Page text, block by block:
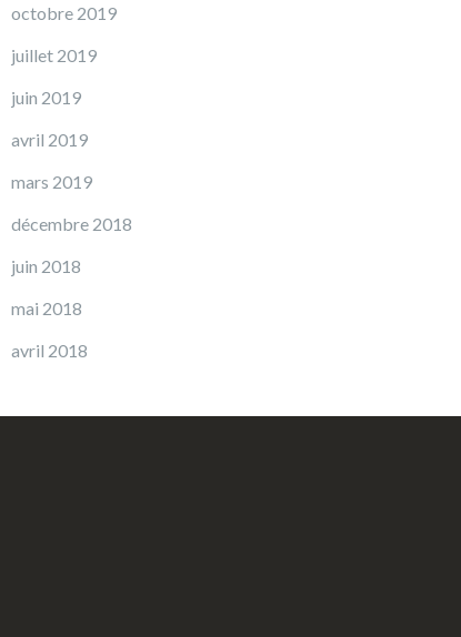
octobre 2019
juillet 2019
juin 2019
avril 2019
mars 2019
décembre 2018
juin 2018
mai 2018
avril 2018